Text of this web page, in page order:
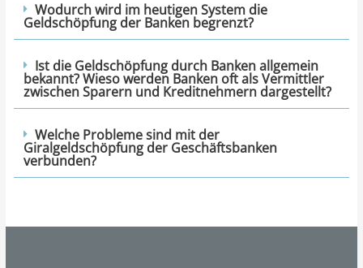
Wodurch wird im heutigen System die
Geldschöpfung der Banken begrenzt?
Ist die Geldschöpfung durch Banken allgemein
bekannt? Wieso werden Banken oft als Vermittler
zwischen Sparern und Kreditnehmern dargestellt?
Welche Probleme sind mit der
Giralgeldschöpfung der Geschäftsbanken
verbunden?